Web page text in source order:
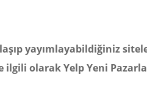
yayımlayabildiğiniz
olarak Yelp Yeni